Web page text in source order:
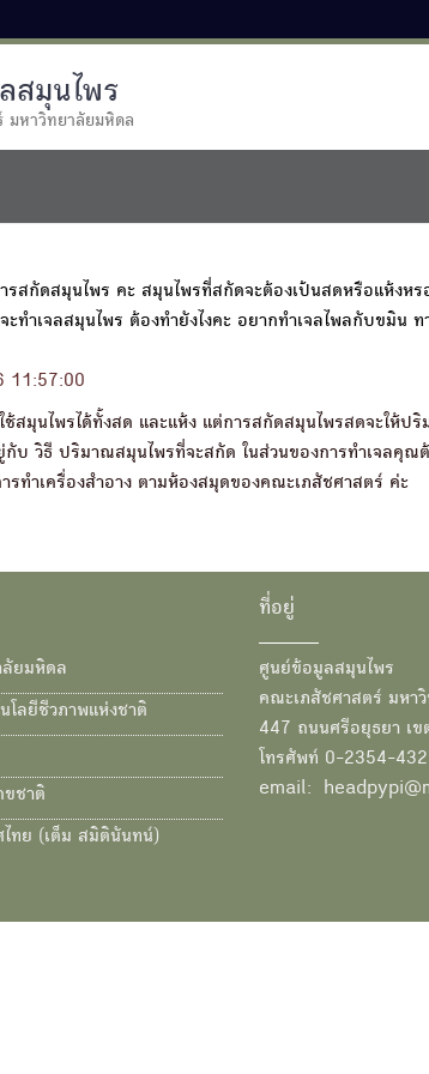
สมุนไพร
มหาวิทยาลัยมหิดล
สกัดสมุนไพร คะ สมุนไพรที่สกัดจะต้องเป้นสดหรือแห้งหร
ะทำเจลสมุนไพร ต้องทำยังไงคะ อยากทำเจลไพลกับขมิ
11:57:00
ช้สมุนไพรได้ทั้งสด และแห้ง แต่การสกัดสมุนไพรสดจะให้ป
กับ วิธี ปริมาณสมุนไพรที่จะสกัด ในส่วนของการทำเจลคุณ
รทำเครื่องสำอาง ตามห้องสมุดของคณะเภสัชศาสตร์ ค่ะ
ลัยมหิดล
โลยีชีวภาพแห่งชาติ
ขชาติ
ทย (เต็ม สมิตินันทน์)
ที่อยู่
ศูนย์ข้อมูลสมุนไพร
คณะเภสัชศาสตร์ มหา
447 ถนนศรีอยุธยา เข
โทรศัพท์ 0-2354-
email: